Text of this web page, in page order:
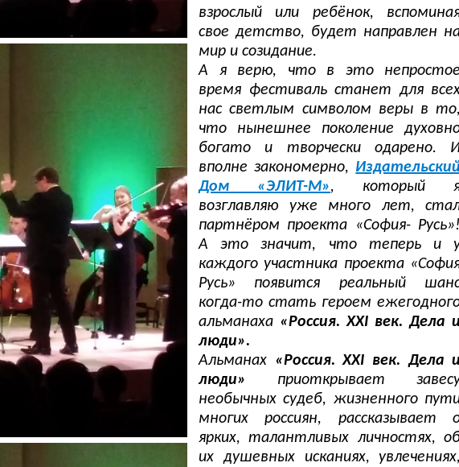
взрослый или ребёнок,
свое детство, будет направлен
мир и созидание.
А я верю, что в это
время фестиваль станет для
нас светлым символом веры в
что нынешнее поколение
богато и творчески одарено.
вполне закономерно,
Дом «ЭЛИТ-М», который
возглавляю уже много лет,
партнёром проекта «София-
А это значит, что теперь и
каждого участника проекта
Русь» появится реальный
когда-то стать героем
альманаха «Россия. XXI век. Дела
люди».
Альманах «Россия. XXI век. Дела
люди» приоткрывает
необычных судеб, жизненного
многих россиян, рассказывает
ярких, талантливых личностях,
их душевных исканиях,